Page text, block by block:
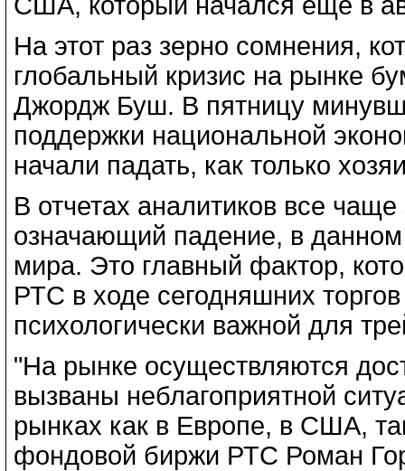
На этот раз зерно сомнения,
глобальный кризис на рынке
Джордж Буш. В пятницу
поддержки национальной
начали падать, как только
В отчетах аналитиков все
означающий падение, в
мира. Это главный фактор,
РТС в ходе сегодняшних
психологически важной для
"На рынке осуществляются
вызваны неблагоприятной
рынках как в Европе, в США,
фондовой биржи РТС Роман